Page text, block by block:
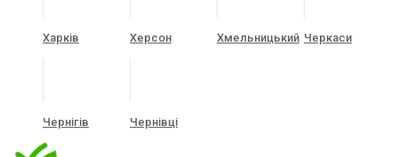
Харків Херсон Хмельницький Черкаси
Чернігів Чернівці